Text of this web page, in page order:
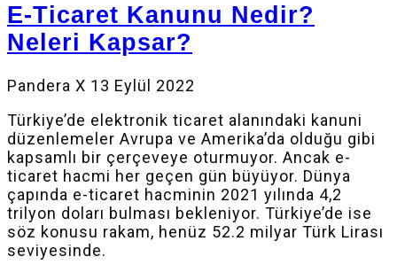
E-Ticaret Kanunu Nedir?
Neleri Kapsar?
Pandera X 13 Eylül 2022
Türkiye’de elektronik ticaret alanındaki kanuni
düzenlemeler Avrupa ve Amerika’da olduğu gibi
kapsamlı bir çerçeveye oturmuyor. Ancak e-
ticaret hacmi her geçen gün büyüyor. Dünya
çapında e-ticaret hacminin 2021 yılında 4,2
trilyon doları bulması bekleniyor. Türkiye’de ise
söz konusu rakam, henüz 52.2 milyar Türk Lirası
seviyesinde.